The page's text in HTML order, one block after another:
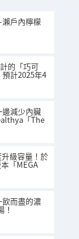
戶內檸檬
的「巧可
計2025年4
減少內臟
「The
級容量！於
「MEGA
而盡的濃
！